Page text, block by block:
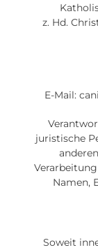
z. Hd.
E-Mail:
juristische
Namen,
Soweit